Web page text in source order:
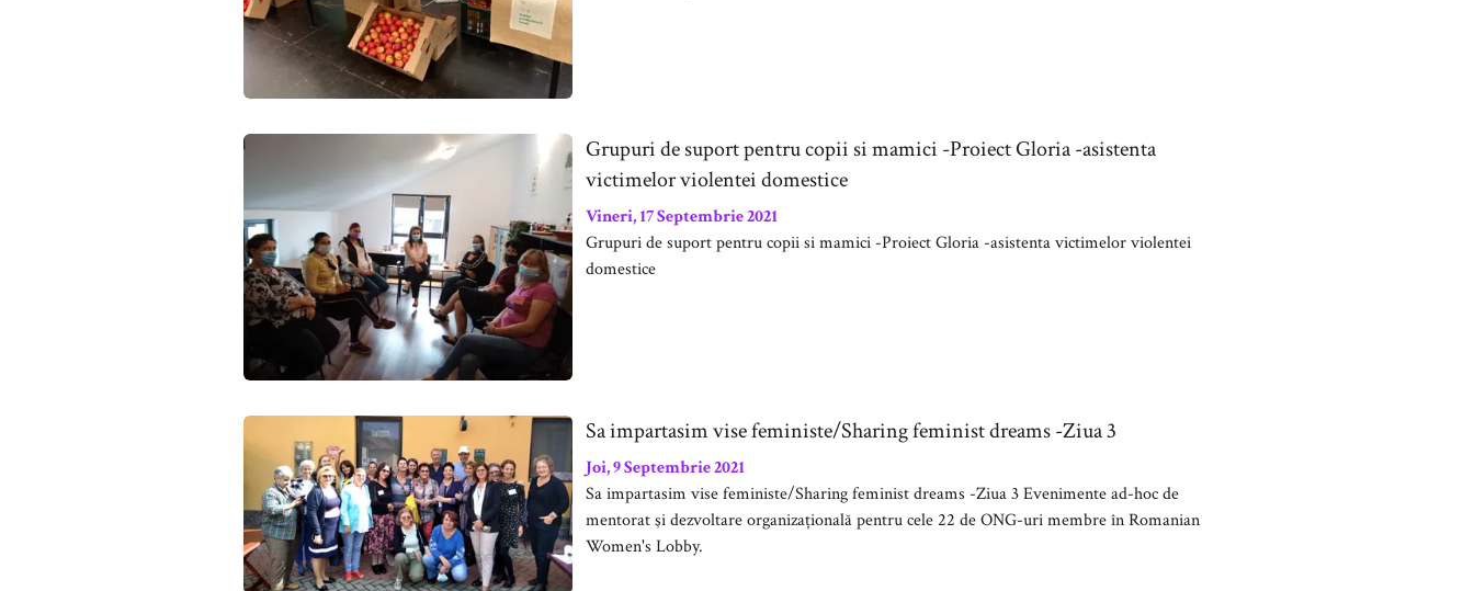
Grupuri de suport pentru copii si mamici -Proiect Gloria -asistenta
victimelor violentei domestice
Vineri, 17 Septembrie 2021
Grupuri de suport pentru copii si mamici -Proiect Gloria -asistenta victimelor violentei
domestice
Sa impartasim vise feministe/Sharing feminist dreams -Ziua 3
Joi, 9 Septembrie 2021
Sa impartasim vise feministe/Sharing feminist dreams -Ziua 3 Evenimente ad-hoc de
mentorat şi dezvoltare organizațională pentru cele 22 de ONG-uri membre în Romanian
Women's Lobby.